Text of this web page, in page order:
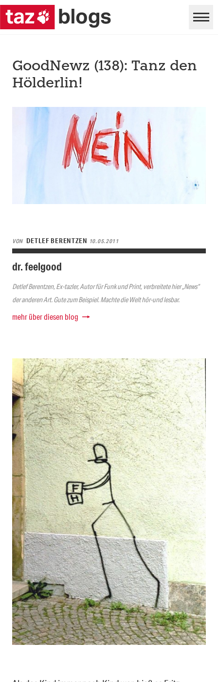
GoodNewz (138): Tanz den
Hölderlin!
VON DETLEF BERENTZEN 10.05.2011
dr. feelgood
Detlef Berentzen, Ex-tazler, Autor für Funk und Print, verbreitete hier „News“
der anderen Art. Gute zum Beispiel. Machte die Welt hör-und lesbar.
mehr über diesen blog